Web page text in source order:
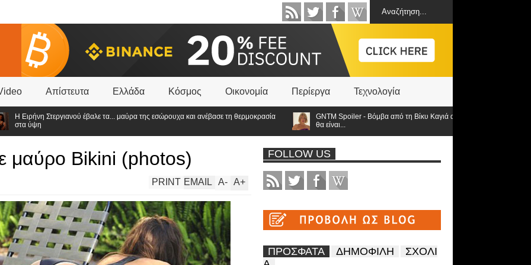
Απίστευτα Ελλάδα Κόσμος Οικονομία Περίεργα Τεχνολογία
Ειρήνη Στεργιανού έβαλε τα... μαύρα της εσώρουχα και ανέβασε τη θερμοκρασία
ύψη
GNTM Spoiler - Βόμβα από τη Βίκυ Καγιά ανατρέπει τα πάντα: Στον
θα είναι...
μαύρο Bikini (photos)
A+
A-
EMAIL
PRINT
FOLLOW US
ΠΡΟΣΦΑΤΑ ΔΗΜΟΦΙΛΗ
ΣΧΟΛΙ